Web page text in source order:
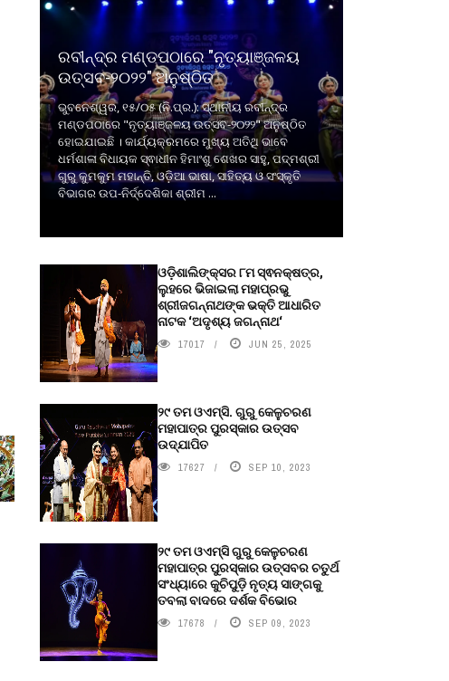
ରବୀନ୍ଦ୍ର ମଣ୍ଡପଠାରେ "ନୃତ୍ୟାଞ୍ଜଳୟ
ଉତ୍ସବ-୨୦୨୨" ଅନୁଷ୍ଠିତ
ଭୁବନେଶ୍ୱର, ୧୫/୦୫ (ନି.ପ୍ର.): ସ୍ଥାନୀୟ ରବୀନ୍ଦ୍ର
ମଣ୍ଡପଠାରେ "ନୃତ୍ୟାଞ୍ଜଳୟ ଉତ୍ସବ-୨୦୨୨" ଅନୁଷ୍ଠିତ
ହୋଇଯାଇଛି । କାର୍ଯ୍ୟକ୍ରମରେ ମୁଖ୍ୟ ଅତିଥି ଭାବେ
ଧର୍ମଶାଳା ବିଧାୟକ ସ୍ଵାଧୀନ ହିମାଂଶୁ ଶେଖର ସାହୁ, ପଦ୍ମଶ୍ରୀ
ଗୁରୁ କୁମକୁମ ମହାନ୍ତି, ଓଡ଼ିଆ ଭାଷା, ସାହିତ୍ୟ ଓ ସଂସ୍କୃତି
ବିଭାଗର ଉପ-ନିର୍ଦ୍ଦେଶିକା ଶ୍ରୀମ ...
ଓଡ଼ିଶାଲିଙ୍କ୍ସର ୮ମ ସ୍ଵନକ୍ଷତ୍ର,
ଲୁହରେ ଭିଜାଇଲା ମହାପ୍ରଭୁ
ଶ୍ରୀଜଗନ୍ନାଥଙ୍କ ଭକ୍ତି ଆଧାରିତ
ନାଟକ ‘ଅଦୃଶ୍ୟ ଜଗନ୍ନାଥ‘
17017 JUN 25, 2025
୨୯ ତମ ଓଏମ୍‌ସି. ଗୁରୁ କେଳୁଚରଣ
ମହାପାତ୍ର ପୁରସ୍କାର ଉତ୍ସବ
ଉଦ୍‍ଯାପିତ
17627 SEP 10, 2023
୨୯ ତମ ଓଏମ୍‌ସି ଗୁରୁ କେଳୁଚରଣ
ମହାପାତ୍ର ପୁରସ୍କାର ଉତ୍ସବର ଚତୁର୍ଥ
ସଂଧ୍ୟାରେ କୁଚିପୁଡ଼ି ନୃତ୍ୟ ସାଙ୍ଗକୁ
ତବଲା ବାଦରେ ଦର୍ଶକ ବିଭୋର
17678 SEP 09, 2023